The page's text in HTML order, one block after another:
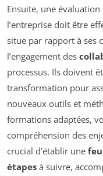
Ensuite, une évaluation
l’entreprise doit être
situe par rapport à ses
l’engagement des
processus. Ils doivent
transformation pour
nouveaux outils et
formations adaptées,
compréhension des
crucial d’établir une
étapes à suivre,